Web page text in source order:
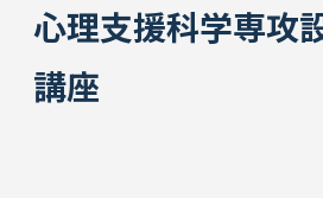
心理支援科学専攻
講座